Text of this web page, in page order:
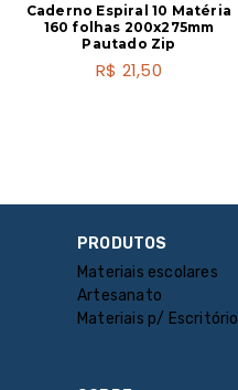
Caderno Espiral 10 Matéria
160 folhas 200x275mm
Pautado Zip
R$ 21,50
PRODUTOS
Materiais escolares
Artesanato
Materiais p/ Escritório